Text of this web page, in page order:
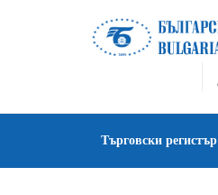
Търговски регистър